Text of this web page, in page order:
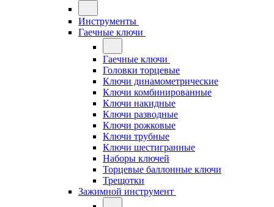
Инструменты
Гаечные ключи
Гаечные ключи
Головки торцевые
Ключи динамометрические
Ключи комбинированные
Ключи накидные
Ключи разводные
Ключи рожковые
Ключи трубные
Ключи шестигранные
Наборы ключей
Торцевые баллонные ключи
Трещотки
Зажимной инструмент